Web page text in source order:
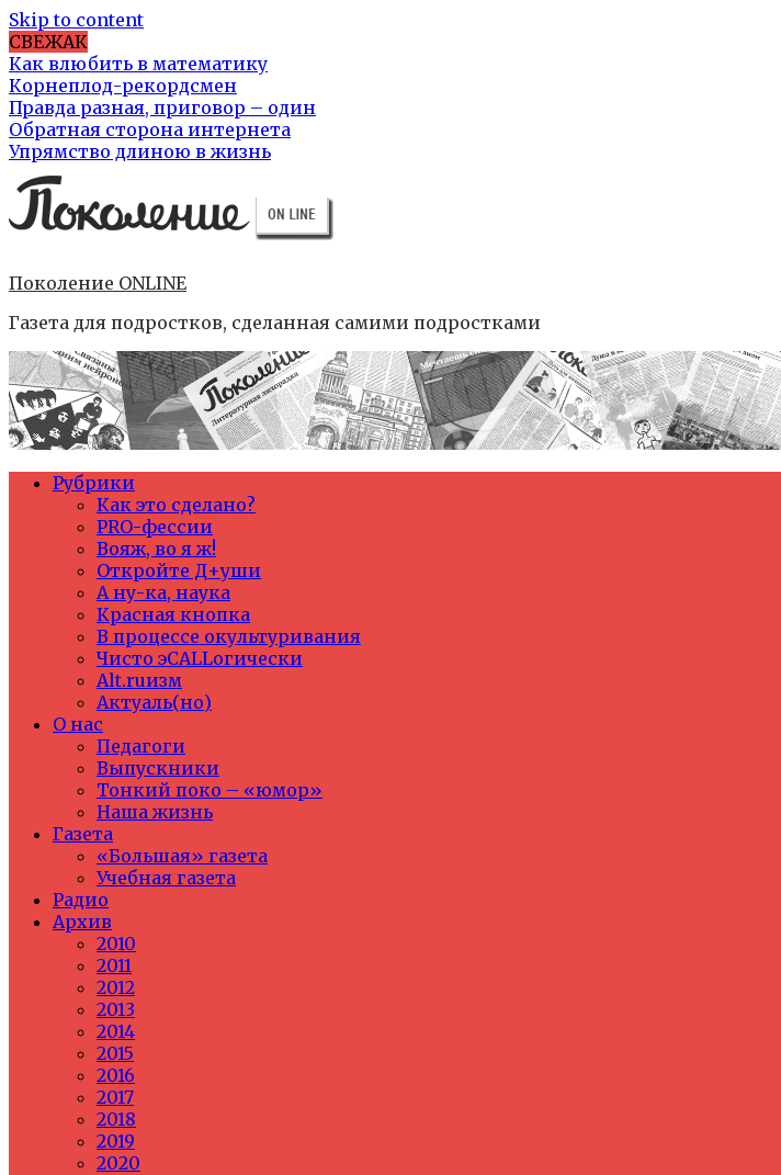
Skip to content
СВЕЖАК
Как влюбить в математику
Корнеплод-рекордсмен
Правда разная, приговор – один
Обратная сторона интернета
Упрямство длиною в жизнь
Поколение ONLINE
Газета для подростков, сделанная самими подростками
Рубрики
Как это сделано?
PRO-фессии
Вояж, во я ж!
Откройте Д+уши
А ну-ка, наука
Красная кнопка
В процессе окультуривания
Чисто эCALLогически
Alt.ruизм
Актуаль(но)
О нас
Педагоги
Выпускники
Тонкий поко – «юмор»
Наша жизнь
Газета
«Большая» газета
Учебная газета
Радио
Архив
2010
2011
2012
2013
2014
2015
2016
2017
2018
2019
2020